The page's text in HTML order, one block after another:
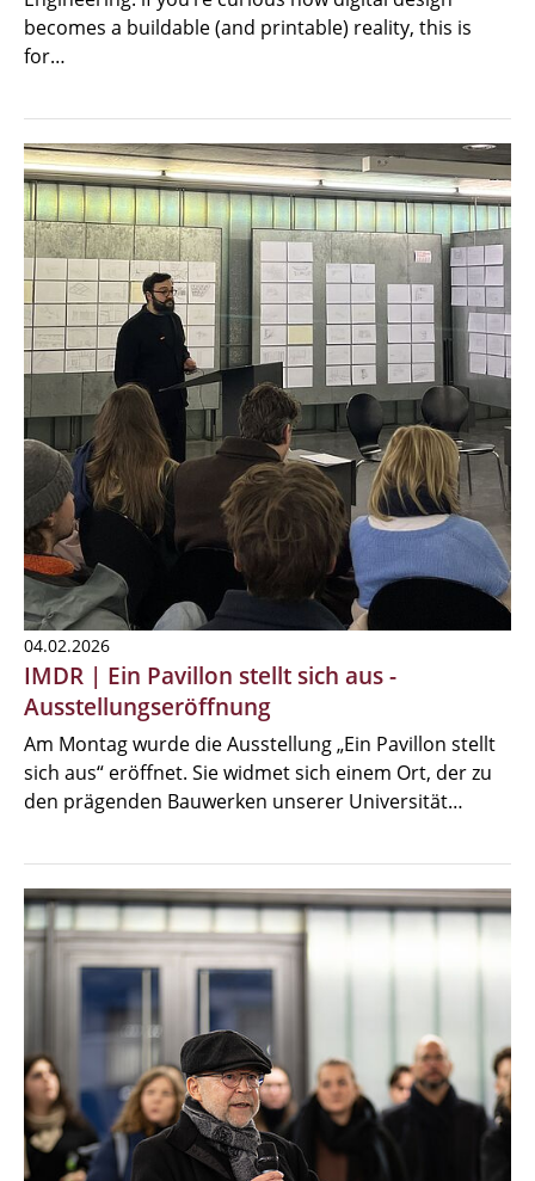
becomes a buildable (and printable) reality, this is
for…
04.02.2026
IMDR | Ein Pavillon stellt sich aus -
Ausstellungseröffnung
Am Montag wurde die Ausstellung „Ein Pavillon stellt
sich aus“ eröffnet. Sie widmet sich einem Ort, der zu
den prägenden Bauwerken unserer Universität…